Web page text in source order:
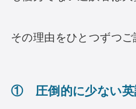
その理由をひとつずつご
① 圧倒的に少ない英